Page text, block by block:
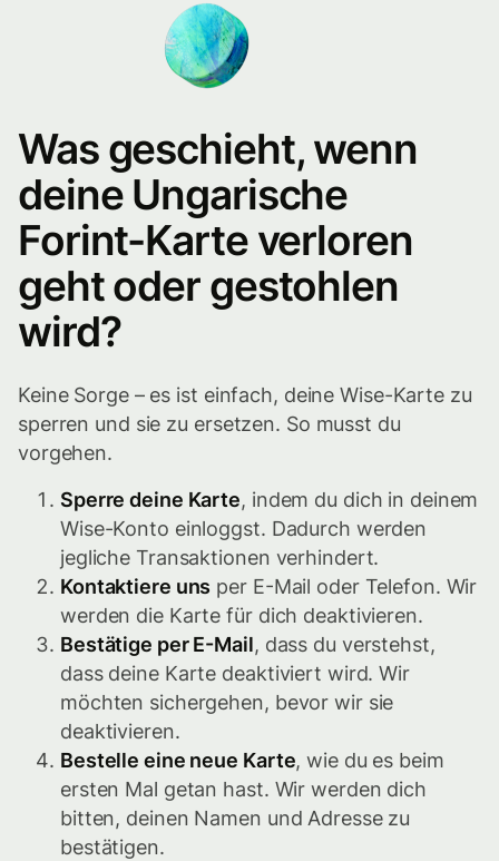
Was geschieht, wenn
deine Ungarische
Forint-Karte verloren
geht oder gestohlen
wird?
Keine Sorge – es ist einfach, deine Wise-Karte zu
sperren und sie zu ersetzen. So musst du
vorgehen.
Sperre deine Karte, indem du dich in deinem
Wise-Konto einloggst. Dadurch werden
jegliche Transaktionen verhindert.
Kontaktiere uns per E-Mail oder Telefon. Wir
werden die Karte für dich deaktivieren.
Bestätige per E-Mail, dass du verstehst,
dass deine Karte deaktiviert wird. Wir
möchten sichergehen, bevor wir sie
deaktivieren.
Bestelle eine neue Karte, wie du es beim
ersten Mal getan hast. Wir werden dich
bitten, deinen Namen und Adresse zu
bestätigen.